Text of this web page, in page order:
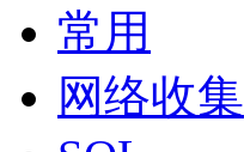
常用
网络收集